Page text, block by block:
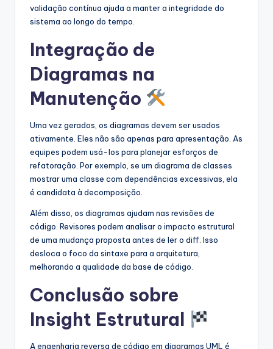
validação contínua ajuda a manter a integridade do
sistema ao longo do tempo.
Integração de
Diagramas na
Manutenção
Uma vez gerados, os diagramas devem ser usados
ativamente. Eles não são apenas para apresentação. As
equipes podem usá-los para planejar esforços de
refatoração. Por exemplo, se um diagrama de classes
mostrar uma classe com dependências excessivas, ela
é candidata à decomposição.
Além disso, os diagramas ajudam nas revisões de
código. Revisores podem analisar o impacto estrutural
de uma mudança proposta antes de ler o diff. Isso
desloca o foco da sintaxe para a arquitetura,
melhorando a qualidade da base de código.
Conclusão sobre
Insight Estrutural
A engenharia reversa de código em diagramas UML é